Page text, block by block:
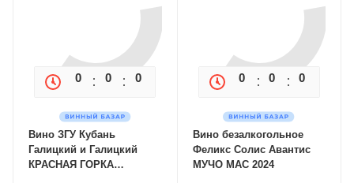
0 0 0
Вино ЗГУ Кубань
Галицкий и Галицкий
КРАСНАЯ ГОРКА
0 0 0
Вино безалкогольное
Феликс Солис Авантис
МУЧО МАС 2024